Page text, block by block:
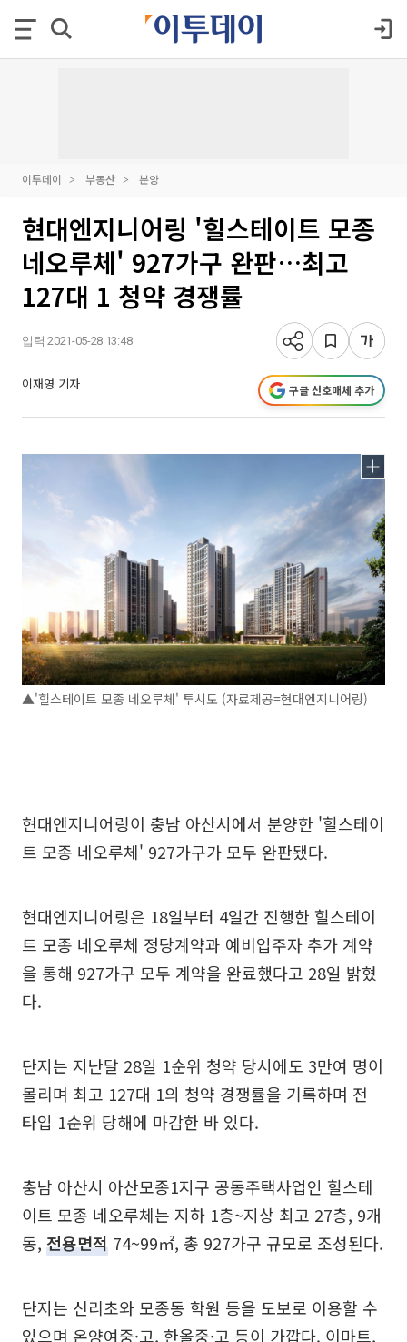
이투데이 부동산 분양
현대엔지니어링 '힐스테이트 모종
네오루체' 927가구 완판…최고
127대 1 청약 경쟁률
입력 2021-05-28 13:48
이재영 기자 구글 선호매체 추가
▲'힐스테이트 모종 네오루체' 투시도 (자료제공=현대엔지니어링)
현대엔지니어링이 충남 아산시에서 분양한 '힐스테이
트 모종 네오루체' 927가구가 모두 완판됐다.
현대엔지니어링은 18일부터 4일간 진행한 힐스테이
트 모종 네오루체 정당계약과 예비입주자 추가 계약
을 통해 927가구 모두 계약을 완료했다고 28일 밝혔
다.
단지는 지난달 28일 1순위 청약 당시에도 3만여 명이
몰리며 최고 127대 1의 청약 경쟁률을 기록하며 전
타입 1순위 당해에 마감한 바 있다.
충남 아산시 아산모종1지구 공동주택사업인 힐스테
이트 모종 네오루체는 지하 1층~지상 최고 27층, 9개
동, 전용면적 74~99㎡, 총 927가구 규모로 조성된다.
단지는 신리초와 모종동 학원 등을 도보로 이용할 수
있으며 온양여중·고, 한올중·고 등이 가깝다. 이마트,